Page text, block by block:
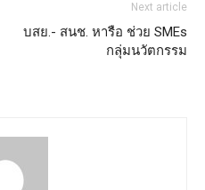
Next article
บสย.- สนช. หารือ ช่วย SMEs
กลุ่มนวัตกรรม